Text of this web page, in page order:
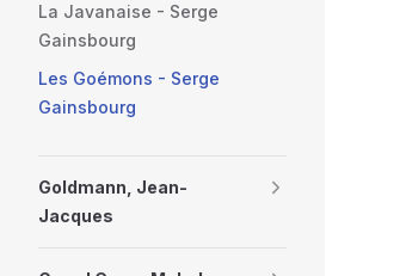
La Javanaise - Serge
Gainsbourg
Les Goémons - Serge
Gainsbourg
Goldmann, Jean-
Jacques